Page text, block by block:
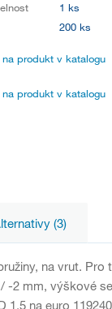
1 ks
200 ks
produkt v katalogu
produkt v katalogu
(3)
na vrut.
-2 mm, výškové
na euro